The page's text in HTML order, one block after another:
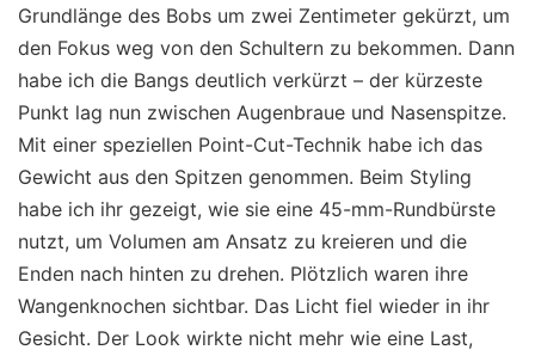
Grundlänge des Bobs um zwei Zentimeter gekürzt, um
den Fokus weg von den Schultern zu bekommen. Dann
habe ich die Bangs deutlich verkürzt – der kürzeste
Punkt lag nun zwischen Augenbraue und Nasenspitze.
Mit einer speziellen Point-Cut-Technik habe ich das
Gewicht aus den Spitzen genommen. Beim Styling
habe ich ihr gezeigt, wie sie eine 45-mm-Rundbürste
nutzt, um Volumen am Ansatz zu kreieren und die
Enden nach hinten zu drehen. Plötzlich waren ihre
Wangenknochen sichtbar. Das Licht fiel wieder in ihr
Gesicht. Der Look wirkte nicht mehr wie eine Last,